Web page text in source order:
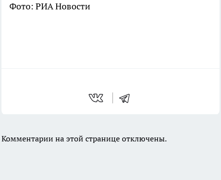
Фото: РИА Новости
Комментарии на этой странице отключены.